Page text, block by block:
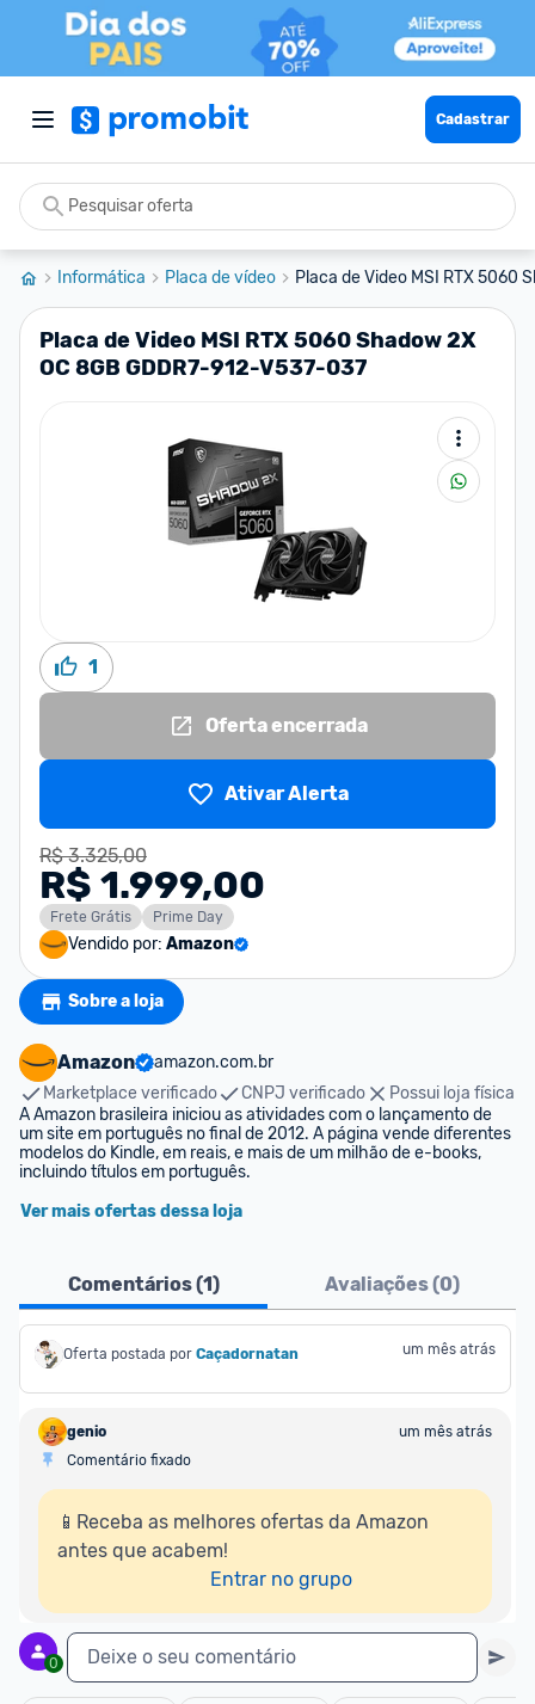
Cadastrar
Informática Placa de vídeo Placa de Video MSI RTX 5060
Placa de Video MSI RTX 5060 Shadow 2X
OC 8GB GDDR7-912-V537-037
1
Oferta encerrada
Ativar Alerta
R$ 3.325,00
R$ 1.999,00
Frete Grátis Prime Day
Vendido por: Amazon
Sobre a loja
Amazon
amazon.com.br
Marketplace verificado
CNPJ verificado
Possui loja física
A Amazon brasileira iniciou as atividades com o lançamento de
um site em português no final de 2012. A página vende diferentes
modelos do Kindle, em reais, e mais de um milhão de e-books,
incluindo títulos em português.
Ver mais ofertas dessa loja
Comentários (1) Avaliações (0)
Oferta postada por Caçadornatan um mês atrás
genio
um mês atrás
Comentário fixado
📱Receba as melhores ofertas da Amazon
antes que acabem!
Entrar no grupo
0 Deixe o seu comentário